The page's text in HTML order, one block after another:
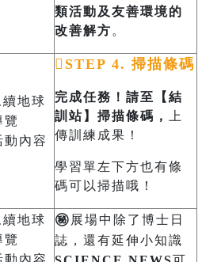
類活動及友善環境的
改善解方 。
 STEP 4. 掃描條碼
完成任務！請至【結
訓站】掃描條碼，
上
傳訓練成果！
學習單左下方也有條
碼可以掃描哦！
㊙️ 展場中除了博士日
誌，還有延伸小知識